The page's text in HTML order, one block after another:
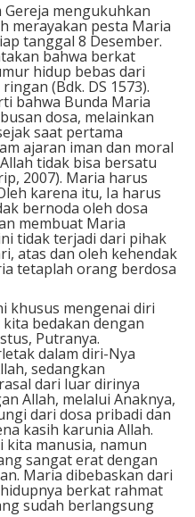
Gereja mengukuhkan
merayakan pesta Maria
tanggal 8 Desember.
bahwa berkat
hidup bebas dari
(Bdk. DS 1573).
bahwa Bunda Maria
dosa, melainkan
saat pertama
ajaran iman dan moral
tidak bisa bersatu
2007). Maria harus
karena itu, Ia harus
bernoda oleh dosa
membuat Maria
tidak terjadi dari pihak
atas dan oleh kehendak
tetaplah orang berdosa
khusus mengenai diri
bedakan dengan
Putranya.
dalam diri-Nya
sedangkan
dari luar dirinya
Allah, melalui Anaknya,
dari dosa pribadi dan
kasih karunia Allah.
manusia, namun
sangat erat dengan
Maria dibebaskan dari
berkat rahmat
sudah berlangsung